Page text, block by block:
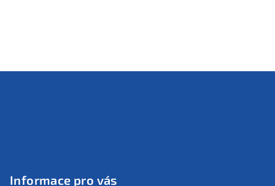
Informace pro vás